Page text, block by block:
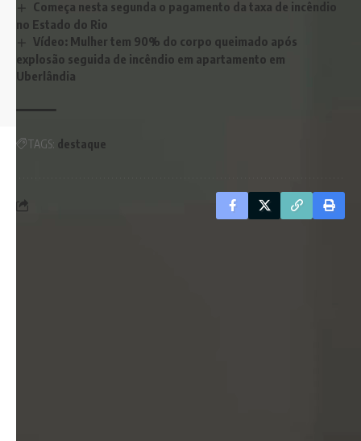
Começa nesta segunda o pagamento da taxa de incêndio
no Estado do Rio
Vídeo: Mulher tem 90% do corpo queimado após
explosão seguida de incêndio em apartamento em
Uberlândia
TAGS: destaque
Siga-nos